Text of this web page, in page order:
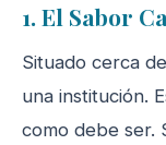
1. El Sabor
Situado cerca
una institución.
como debe ser.